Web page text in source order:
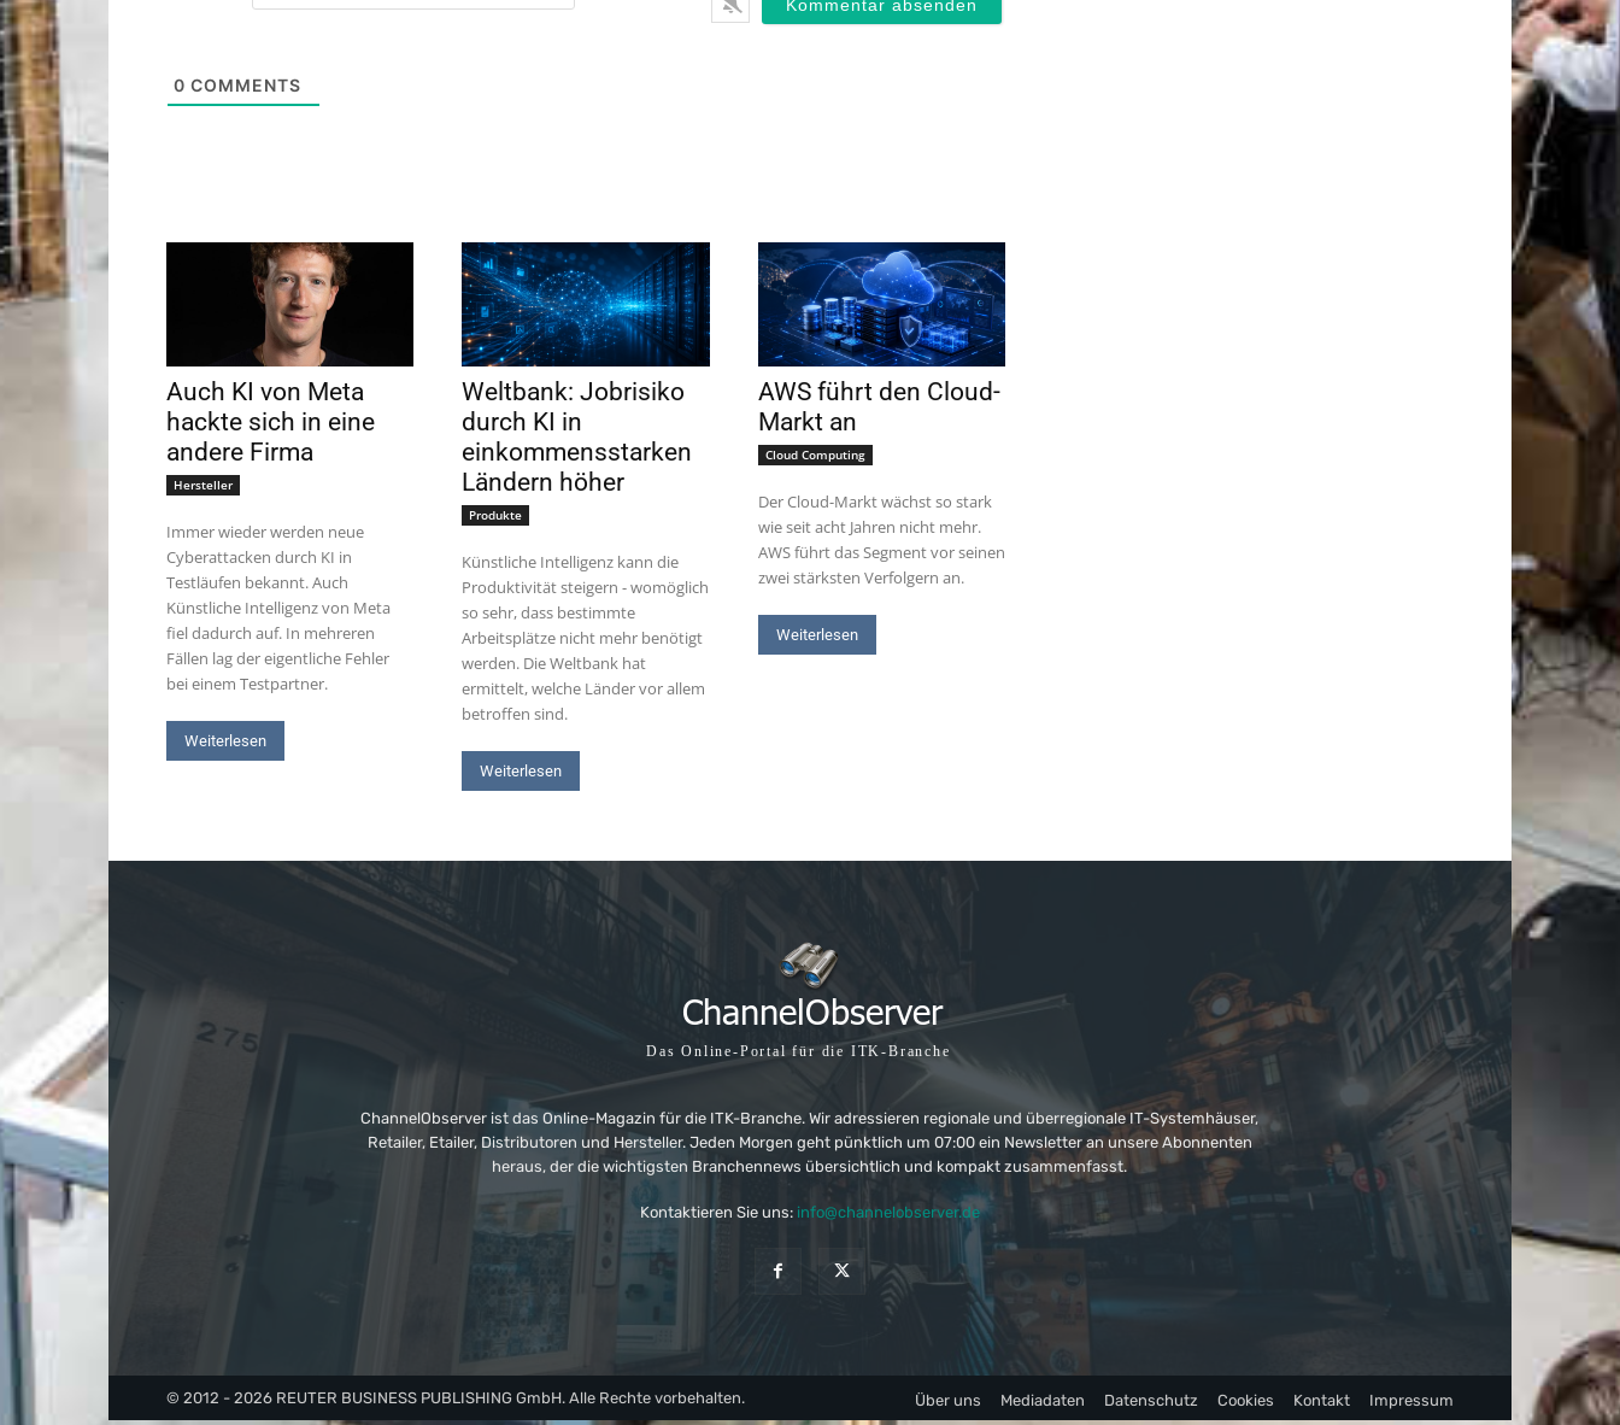
0 COMMENTS
Auch KI von Meta
hackte sich in eine
andere Firma
Hersteller
Immer wieder werden neue
Cyberattacken durch KI in
Testläufen bekannt. Auch
Künstliche Intelligenz von Meta
fiel dadurch auf. In mehreren
Fällen lag der eigentliche Fehler
bei einem Testpartner.
Weiterlesen
Weltbank: Jobrisiko
durch KI in
einkommensstarken
Ländern höher
Produkte
Künstliche Intelligenz kann die
Produktivität steigern - womöglich
so sehr, dass bestimmte
Arbeitsplätze nicht mehr benötigt
werden. Die Weltbank hat
ermittelt, welche Länder vor allem
betroffen sind.
Weiterlesen
AWS führt den Cloud-
Markt an
Cloud Computing
Der Cloud-Markt wächst so stark
wie seit acht Jahren nicht mehr.
AWS führt das Segment vor seinen
zwei stärksten Verfolgern an.
Weiterlesen
Das Online-Portal für die ITK-Branche
ChannelObserver ist das Online-Magazin für die ITK-Branche. Wir adressieren regionale und überregionale IT-Systemhäuser,
Retailer, Etailer, Distributoren und Hersteller. Jeden Morgen geht pünktlich um 07:00 ein Newsletter an unsere Abonnenten
heraus, der die wichtigsten Branchennews übersichtlich und kompakt zusammenfasst.
Kontaktieren Sie uns: info@channelobserver.de
© 2012 - 2026 REUTER BUSINESS PUBLISHING GmbH. Alle Rechte vorbehalten. Über uns Mediadaten Datenschutz Cookies Kontakt Impressum